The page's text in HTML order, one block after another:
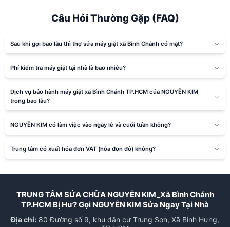
Câu Hỏi Thường Gặp (FAQ)
Sau khi gọi bao lâu thì thợ sửa máy giặt xã Bình Chánh có mặt?
Phí kiểm tra máy giặt tại nhà là bao nhiêu?
Dịch vụ bảo hành máy giặt xã Bình Chánh TP.HCM của NGUYỄN KIM
trong bao lâu?
NGUYỄN KIM có làm việc vào ngày lễ và cuối tuần không?
Trung tâm có xuất hóa đơn VAT (hóa đơn đỏ) không?
TRUNG TÂM SỬA CHỮA NGUYỄN KIM_Xã Bình Chánh
TP.HCM Bị Hư? Gọi NGUYỄN KIM Sửa Ngay Tại Nhà
Địa chỉ: 80 Đường số 9, khu dân cư Trung Sơn, Xã Bình Hưng,